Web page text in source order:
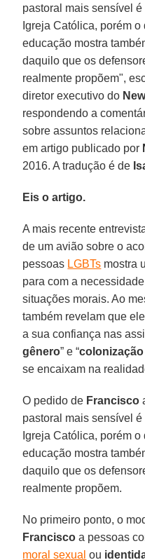
pastoral mais sensível
Igreja Católica, porém
educação mostra
daquilo que os
realmente propõem",
diretor executivo do
respondendo a
sobre assuntos
em artigo publicado por
2016. A tradução é de
Eis o artigo.
A mais recente
de um avião sobre o
pessoas LGBTs mostra
para com a
situações morais. Ao
também revelam que
a sua confiança nas
gênero” e “
se encaixam na
O pedido de Francisco
pastoral mais sensível
Igreja Católica, porém
educação mostra
daquilo que os
realmente propõem.
No primeiro ponto, o
Francisco a pessoas
moral sexual ou